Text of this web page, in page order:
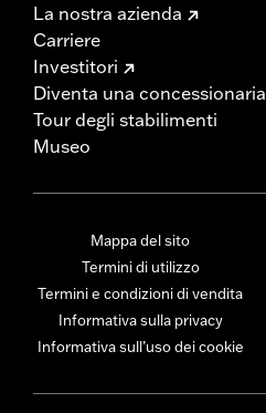
La nostra azienda
Carriere
Investitori
Diventa una concessionaria
Tour degli stabilimenti
Museo
Mappa del sito
Termini di utilizzo
Termini e condizioni di vendita
Informativa sulla privacy
Informativa sull’uso dei cookie